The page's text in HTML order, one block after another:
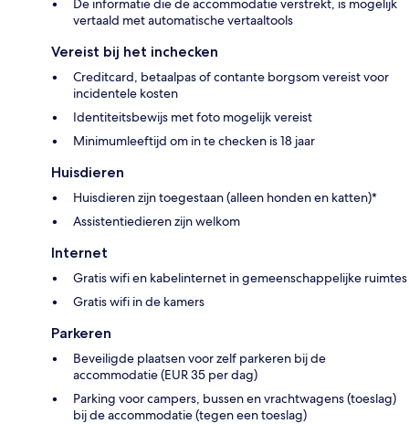
De informatie die de accommodatie verstrekt, is mogelijk
vertaald met automatische vertaaltools
Vereist bij het inchecken
Creditcard, betaalpas of contante borgsom vereist voor
incidentele kosten
Identiteitsbewijs met foto mogelijk vereist
Minimumleeftijd om in te checken is 18 jaar
Huisdieren
Huisdieren zijn toegestaan (alleen honden en katten)*
Assistentiedieren zijn welkom
Internet
Gratis wifi en kabelinternet in gemeenschappelijke ruimtes
Gratis wifi in de kamers
Parkeren
Beveiligde plaatsen voor zelf parkeren bij de
accommodatie (EUR 35 per dag)
Parking voor campers, bussen en vrachtwagens (toeslag)
bij de accommodatie (tegen een toeslag)